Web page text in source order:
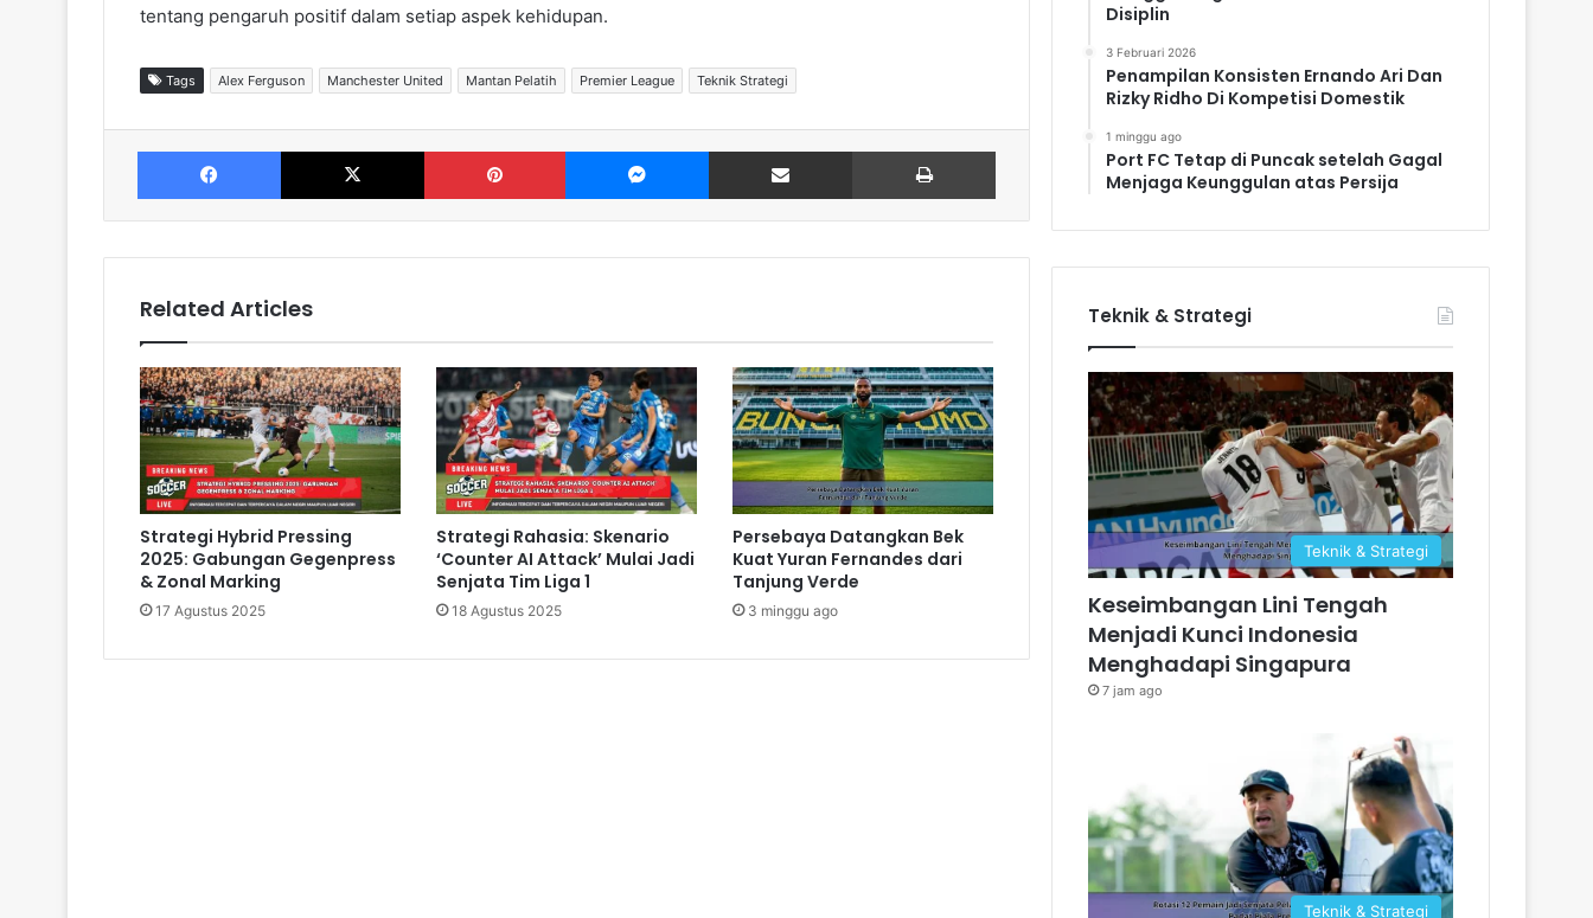
tentang pengaruh positif dalam setiap aspek kehidupan.
Tags Alex Ferguson Manchester United Mantan Pelatih Premier League Teknik Strategi
Facebook X Pinterest Messenger Share via Email
Related Articles
Strategi Hybrid Pressing
2025: Gabungan Gegenpress
& Zonal Marking
17 Agustus 2025
Strategi Rahasia: Skenario
‘Counter AI Attack’ Mulai Jadi
Senjata Tim Liga 1
18 Agustus 2025
Persebaya Datangkan Bek
Kuat Yuran Fernandes dari
Tanjung Verde
3 minggu ago
Disiplin
3 Februari 2026
Penampilan Konsisten Ernando Ari Dan
Rizky Ridho Di Kompetisi Domestik
1 minggu ago
Port FC Tetap di Puncak setelah Gagal
Menjaga Keunggulan atas Persija
Teknik & Strategi
Teknik & Strategi
Keseimbangan Lini Tengah
Menjadi Kunci Indonesia
Menghadapi Singapura
7 jam ago
Teknik & Strategi